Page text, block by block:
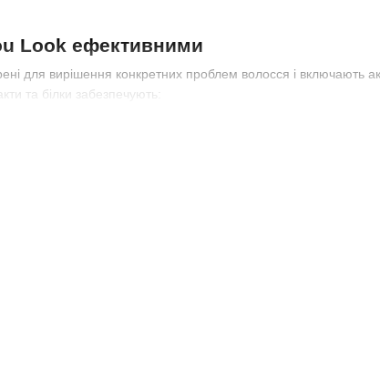
Look ефективними
для вирішення конкретних проблем волосся і включають
та білки забезпечують: